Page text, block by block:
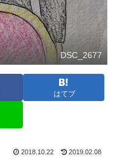
DSC_2677
はてブ
2018.10.22 2019.02.08